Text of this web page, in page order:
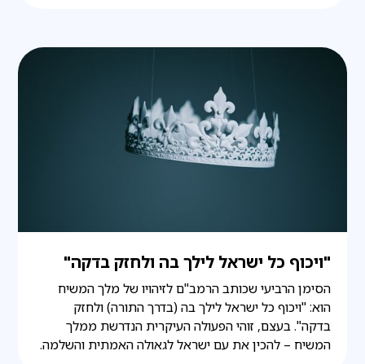
"ויכוף כל ישראל לילך בה ולחזק בדקה"
הסימן הרביעי שכותב הרמב"ם לזיהויו של מלך המשיח
הוא: "ויכוף כל ישראל לילך בה (בדרך התורה) ולחזק
בדקה". בעצם, זוהי הפעולה העיקרית הנדרשת ממלך
המשיח – להכין את עם ישראל לגאולה האמתית והשלמה.